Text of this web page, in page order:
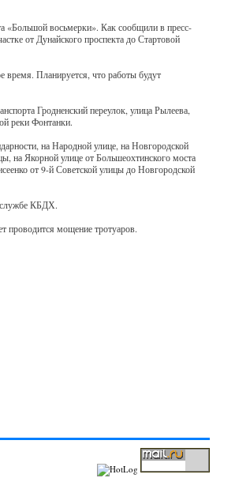
«Большой восьмерки». Как сообщили в пресс-
от Дунайского проспекта до Стартовой
Планируется, что работы будут
Гродненский переулок, улица Рылеева,
реки Фонтанки.
на Народной улице, на Новгородской
на Якорной улице от Большеохтинского моста
от 9-й Советской улицы до Новгородской
службе КБДХ.
проводится мощение тротуаров.